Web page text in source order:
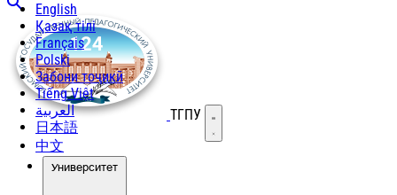
English
Қазақ тілі
Français
Polski
Забони тоҷикӣ
Tiếng Việt
العربية
日本語
中文
ТГПУ Открыть меню
Университет